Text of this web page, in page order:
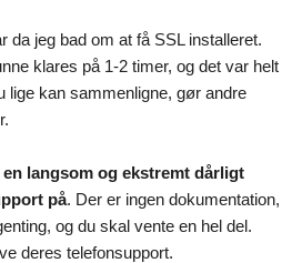
da jeg bad om at få SSL installeret.
klares på 1-2 timer, og det var helt
lige kan sammenligne, gør andre
en langsom og ekstremt dårligt
på. Der er ingen dokumentation,
og du skal vente en hel del.
deres telefonsupport.